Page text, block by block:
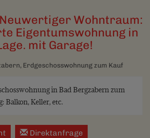
Wohntraum:
Eigentumswohnung in
mit Garage!
Erdgeschosswohnung zum Kauf
in Bad Bergzabern zum
Balkon, Keller, etc.
Direktanfrage